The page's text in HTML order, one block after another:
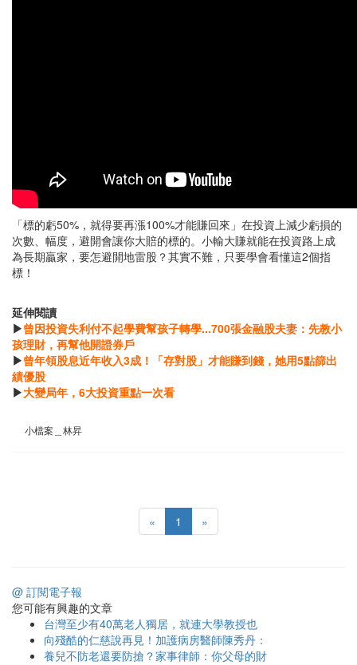
「標的虧50%，就得要再漲100%才能賺回來」在投資上減少虧損的
次數、幅度，避開會讓你大賠的標的。小輸大賺就能在投資路上成
為長期贏家，要怎避開地雷股？其實不難，只要學會看懂這2個指
標！
延伸閱讀
▶曾因投資失利付不起學費幫孩子轉學...700張金融股夫妻：先教小
孩理財，再幫他開證券戶
▶曾年領股息近年收入3成！「存對股」才能賺到錢，她用5點篩出
績優股
▶大變局年，6大投資重點一次看
小檔案＿林昇
« 1 »
@ 訂閱電子報
您可能有興趣的文章
台灣至少有40萬老人獨居，就連大學教授也
向殘酷的仁慈說再見！加護病房醫師陳秀丹：
養兒不防老還要防搶？家事律師：你父母的財